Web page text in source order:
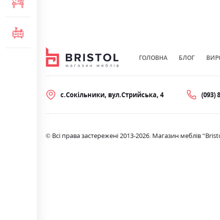
ГОЛОВНА БЛОГ
с.Сокільники, вул.Стрийська, 4 (093)
© Всі права застережені 2013-2026. Магазин меблів